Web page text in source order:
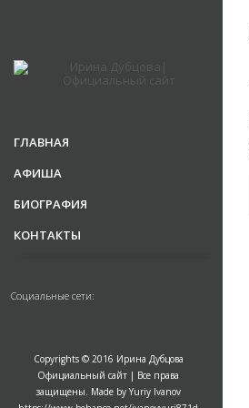
ГЛАВНАЯ
АФИША
БИОГРАФИЯ
КОНТАКТЫ
Социальные сети:
Copyrights © 2016 Ирина Дубцова
Официальный сайт | Все права
защищены. Made by Yuriy Ivanov